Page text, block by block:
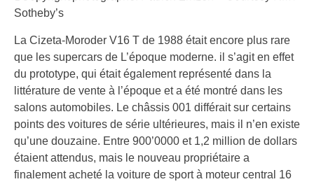
Sotheby’s
La Cizeta-Moroder V16 T de 1988 était encore plus rare
que les supercars de L’époque moderne. il s’agit en effet
du prototype, qui était également représenté dans la
littérature de vente à l’époque et a été montré dans les
salons automobiles. Le châssis 001 différait sur certains
points des voitures de série ultérieures, mais il n’en existe
qu’une douzaine. Entre 900’0000 et 1,2 million de dollars
étaient attendus, mais le nouveau propriétaire a
finalement acheté la voiture de sport à moteur central 16